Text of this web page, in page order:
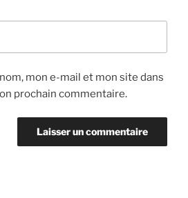
mon e-mail et mon site dans
prochain commentaire.